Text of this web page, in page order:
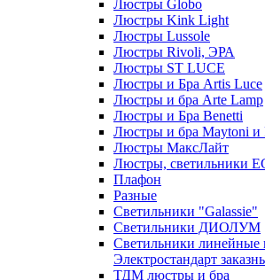
Люстры Globo
Люстры Kink Light
Люстры Lussole
Люстры Rivoli, ЭРА
Люстры ST LUCE
Люстры и Бра Artis Luce
Люстры и бра Arte Lamp
Люстры и Бра Benetti
Люстры и бра Maytoni и
Люстры МаксЛайт
Люстры, светильники
Плафон
Разные
Светильники "Galassie"
Светильники ДИОЛУМ
Светильники линейные
Электростандарт
ТДМ люстры и бра